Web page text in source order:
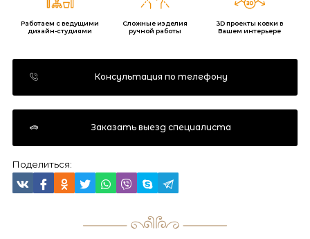
Работаем с ведущими
дизайн-студиями
Сложные изделия
ручной работы
3D проекты ковки в
Вашем интерьере
Консультация по телефону
Заказать выезд специалиста
Поделиться: